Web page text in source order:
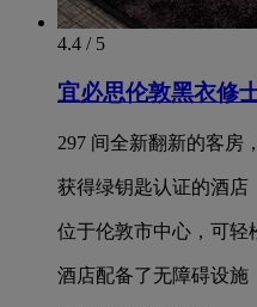
4.4 / 5
宜必思伦敦黑衣修
297 间全新翻新的客房
获得绿钥匙认证的酒店
位于伦敦市中心，可轻
酒店配备了无障碍设施